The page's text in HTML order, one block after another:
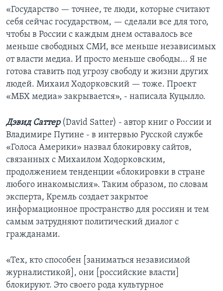
«Государство — точнее, те люди, которые считают
себя сейчас государством, — сделали все для того,
чтобы в России с каждым днем оставалось все
меньше свободных СМИ, все меньше независимых
от власти медиа. И просто меньше свободы... Я не
готова ставить под угрозу свободу и жизни других
людей. Михаил Ходорковский — тоже. Проект
«МБХ медиа» закрывается», - написала Куцылло.
Дэвид Саттер(David Satter) - автор книг о России и
Владимире Путине - в интервью Русской службе
«Голоса Америки» назвал блокировку сайтов,
связанных с Михаилом Ходорковским,
продолжением тенденции «блокировки в стране
любого инакомыслия». Таким образом, по словам
эксперта, Кремль создает закрытое
информационное пространство для россиян и тем
самым затрудняют политический диалог с
гражданами.
«Тех, кто способен [заниматься независимой
журналистикой], они [российские власти]
блокируют. Это своего рода культурное